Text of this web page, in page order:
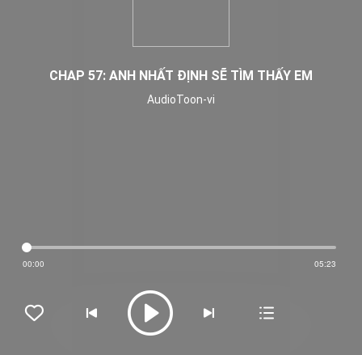
CHAP 57: ANH NHẤT ĐỊNH SẼ TÌM THẤY EM
AudioToon-vi
00:00 05:23
    